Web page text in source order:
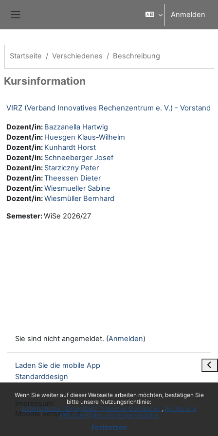
Wenn Sie weiter auf dieser Webseite arbeiten möchten, bestätigen Sie
bitte unsere Nutzungsrichtlinie:
Datenschutzerklärung/Data Protection Declaration
Rechte und
Pflichten/Rights and Responsibilities
Fortsetzen
Anmelden
Startseite Verschiedenes Beschreibung
Kursinformation
VIRZ (Verband Innovatives Rechenzentrum e. V.) - Vorstand
Dozent/in: Bazzanella Hartwig
Dozent/in: Huesgen Klaus-Wilhelm
Dozent/in: Kunhardt Horst
Dozent/in: Schneeberger Josef
Dozent/in: Starziczny Peter
Dozent/in:Theessen Dieter
Dozent/in:Wiesmueller Sabine
Dozent/in:Wiesmüller Bernhard
Semester:WiSe 2026/27
Sie sind nicht angemeldet. (Anmelden)
Laden Sie die mobile App
Standarddesign
Moodle Version 4.5